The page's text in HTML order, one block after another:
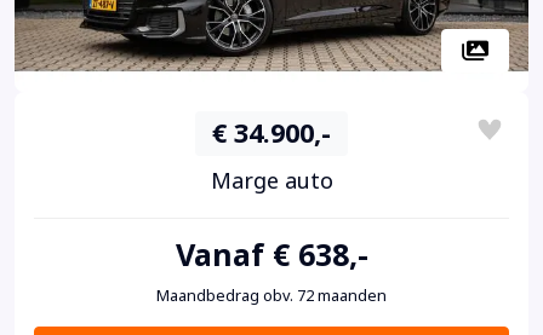
€ 34.900,-
Marge auto
Vanaf € 638,-
Maandbedrag obv. 72 maanden